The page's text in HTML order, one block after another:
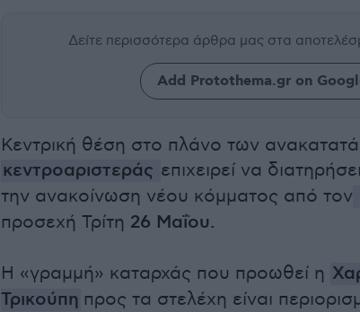
Δείτε περισσότερα άρθρα μας στα
Add Protothema.gr on
Κεντρική θέση στο πλάνο των
κεντροαριστεράς επιχειρεί να
την ανακοίνωση νέου κόμματος από τον
προσεχή Τρίτη 26 Μαΐου.
Η «γραμμή» καταρχάς που προωθεί η
Τρικούπη προς τα στελέχη είναι